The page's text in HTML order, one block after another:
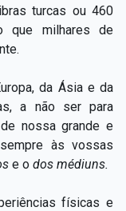
turcas ou 460
que milhares de
da Ásia e da
a não ser para
nossa grande e
às vossas
e o dos médiuns.
físicas e